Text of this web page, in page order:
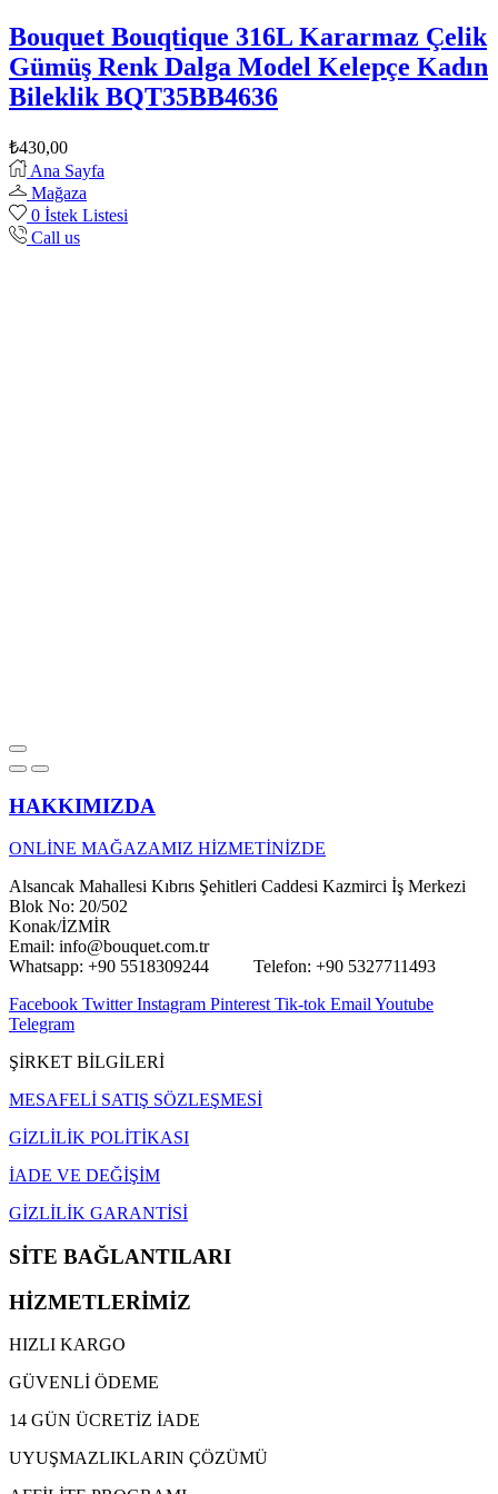
Bouquet Bouqtique 316L Kararmaz Çelik
Gümüş Renk Dalga Model Kelepçe Kadın
Bileklik BQT35BB4636
₺430,00
Ana Sayfa
Mağaza
0 İstek Listesi
Call us
HAKKIMIZDA
ONLİNE MAĞAZAMIZ HİZMETİNİZDE
Alsancak Mahallesi Kıbrıs Şehitleri Caddesi Kazmirci İş Merkezi
Blok No: 20/502
Konak/İZMİR
Email: info@bouquet.com.tr
Whatsapp: +90 5518309244 Telefon: +90 5327711493
Facebook Twitter Instagram Pinterest Tik-tok Email Youtube
Telegram
ŞİRKET BİLGİLERİ
MESAFELİ SATIŞ SÖZLEŞMESİ
GİZLİLİK POLİTİKASI
İADE VE DEĞİŞİM
GİZLİLİK GARANTİSİ
SİTE BAĞLANTILARI
HİZMETLERİMİZ
HIZLI KARGO
GÜVENLİ ÖDEME
14 GÜN ÜCRETİZ İADE
UYUŞMAZLIKLARIN ÇÖZÜMÜ